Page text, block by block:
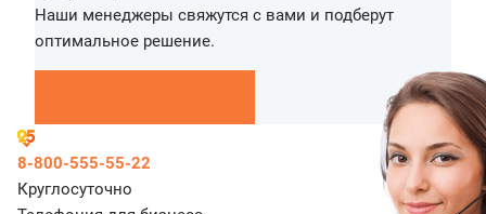
Наши менеджеры свяжутся с вами и подберут
оптимальное решение.
8-800-555-55-22
Круглосуточно